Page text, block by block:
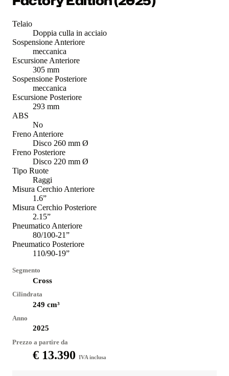
Telaio
Doppia culla in acciaio
Sospensione Anteriore
meccanica
Escursione Anteriore
305 mm
Sospensione Posteriore
meccanica
Escursione Posteriore
293 mm
ABS
No
Freno Anteriore
Disco 260 mm Ø
Freno Posteriore
Disco 220 mm Ø
Tipo Ruote
Raggi
Misura Cerchio Anteriore
1.6”
Misura Cerchio Posteriore
2.15”
Pneumatico Anteriore
80/100-21”
Pneumatico Posteriore
110/90-19”
Segmento
Cross
Cilindrata
249 cm³
Anno
2025
Prezzo a partire da
€ 13.390 IVA inclusa